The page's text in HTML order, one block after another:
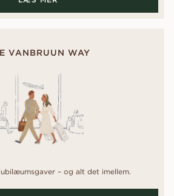
VANBRUUN WAY
– og alt det imellem.